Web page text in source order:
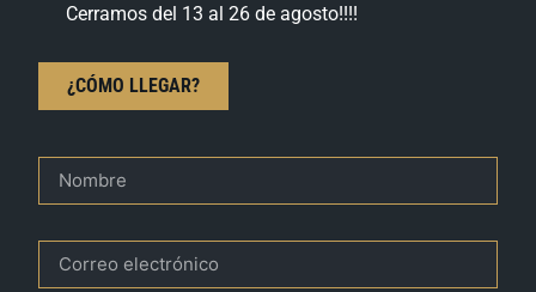
Cerramos del 13 al 26 de agosto!!!!
¿CÓMO LLEGAR?